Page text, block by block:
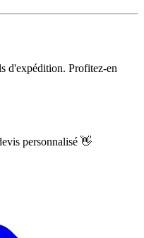
d'expédition. Profitez-en
personnalisé 👋